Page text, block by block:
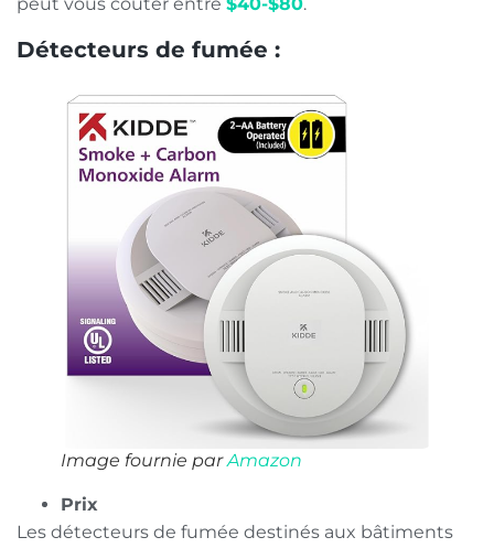
Détecteurs de fumée :
Image fournie parAmazon
Prix
Les détecteurs de fumée destinés aux bâtiments